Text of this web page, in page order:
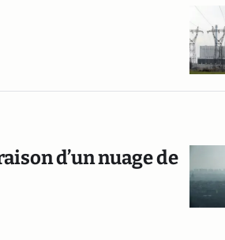
d’un nuage de